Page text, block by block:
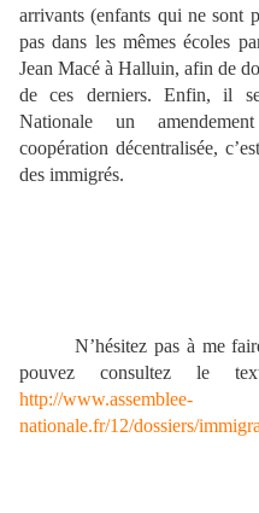
arrivants (enfants qui ne sont
pas dans les mêmes écoles
Jean Macé à Halluin, afin de
de ces derniers. Enfin, il
Nationale un
coopération décentralisée,
des immigrés.
N’hésitez pas à me
pouvez consultez le
http://www.assemblee-
nationale.fr/12/dossiers/